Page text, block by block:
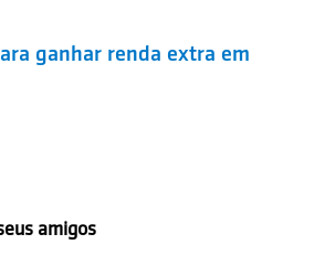
ganhar renda extra em
amigos